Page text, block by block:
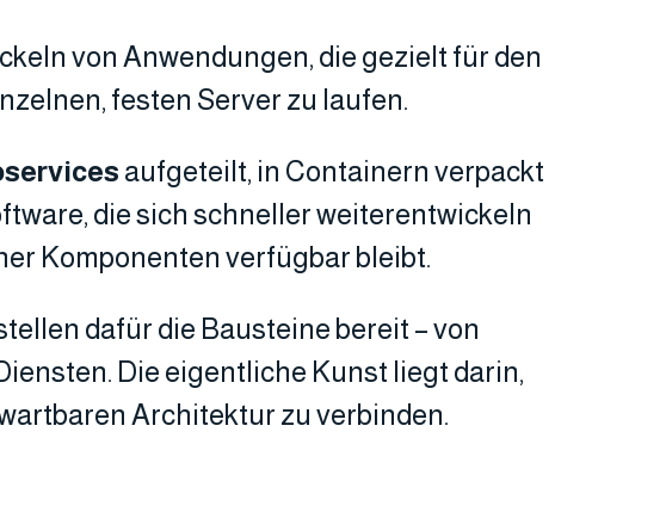
von Anwendungen, die gezielt für den
festen Server zu laufen.
aufgeteilt, in Containern verpackt
die sich schneller weiterentwickeln
Komponenten verfügbar bleibt.
dafür die Bausteine bereit – von
Die eigentliche Kunst liegt darin,
Architektur zu verbinden.